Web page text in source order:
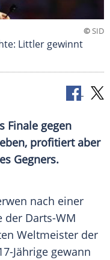
©SID
Littler gewinnt
Finale gegen
profitiert aber
Gegners.
nach einer
der Darts-WM
Weltmeister der
Jährige gewann